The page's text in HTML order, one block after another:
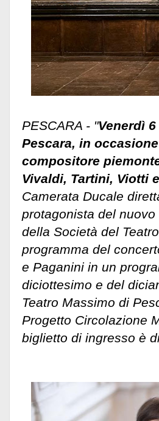
PESCARA - "Venerdì
Pescara, in
compositore
Vivaldi, Tartini, Viotti
Camerata Ducale
protagonista del
della Società del
programma del
e Paganini in un
diciottesimo e del
Teatro Massimo di
Progetto Circolazione
biglietto di ingresso è